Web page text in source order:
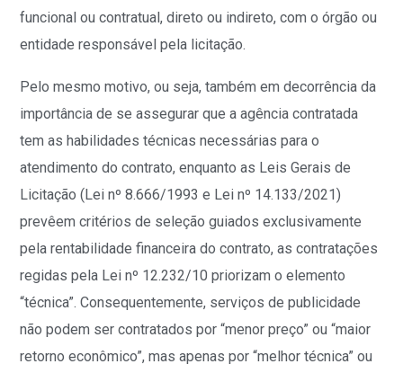
funcional ou contratual, direto ou indireto, com o órgão ou
entidade responsável pela licitação.
Pelo mesmo motivo, ou seja, também em decorrência da
importância de se assegurar que a agência contratada
tem as habilidades técnicas necessárias para o
atendimento do contrato, enquanto as Leis Gerais de
Licitação (Lei nº 8.666/1993 e Lei nº 14.133/2021)
prevêem critérios de seleção guiados exclusivamente
pela rentabilidade financeira do contrato, as contratações
regidas pela Lei nº 12.232/10 priorizam o elemento
“técnica”. Consequentemente, serviços de publicidade
não podem ser contratados por “menor preço” ou “maior
retorno econômico”, mas apenas por “melhor técnica” ou